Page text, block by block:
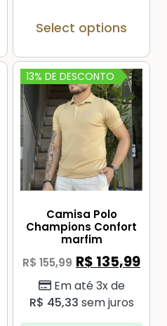
Select options
13% DE DESCONTO
Camisa Polo
Champions Confort
marfim
R$ 155,99 R$ 135,99
Em até 3x de
R$ 45,33 sem juros